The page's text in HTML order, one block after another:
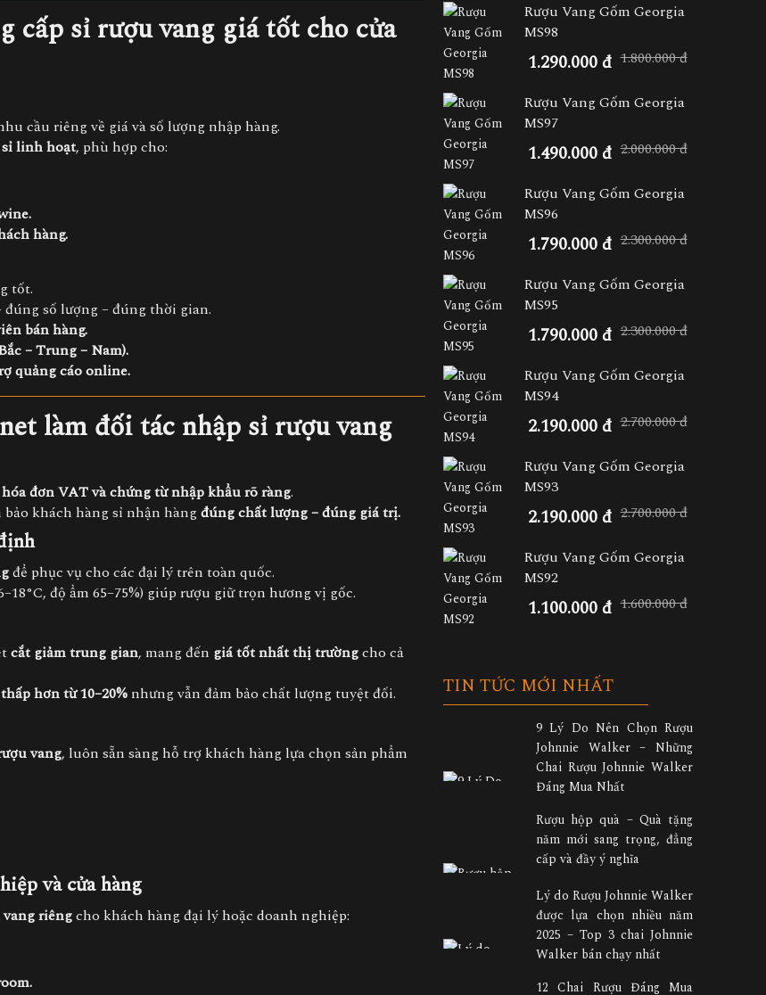
cấp sỉ rượu vang giá tốt cho cửa
cầu riêng về giá và số lượng nhập hàng.
linh hoạt, phù hợp cho:
hàng.
tốt.
đúng số lượng – đúng thời gian.
bán hàng.
– Trung – Nam).
quảng cáo online.
làm đối tác nhập sỉ rượu vang
đơn VAT và chứng từ nhập khẩu rõ ràng.
bảo khách hàng sỉ nhận hàngđúng chất lượng – đúng giá trị.
để phục vụ cho các đại lý trên toàn quốc.
độ ẩm 65–75%) giúp rượu giữ trọn hương vị gốc.
cắt giảm trung gian, mang đến giá tốt nhất thị trườngcho cả
hơn từ 10–20%nhưng vẫn đảm bảo chất lượng tuyệt đối.
vang, luôn sẵn sàng hỗ trợ khách hàng lựa chọn sản phẩm
và cửa hàng
riêngcho khách hàng đại lý hoặc doanh nghiệp:
Rượu Vang Gốm Georgia
MS98
1.290.000 đ 1.800.000 đ
Rượu Vang Gốm Georgia
MS97
1.490.000 đ 2.000.000 đ
Rượu Vang Gốm Georgia
MS96
1.790.000 đ 2.300.000 đ
Rượu Vang Gốm Georgia
MS95
1.790.000 đ 2.300.000 đ
Rượu Vang Gốm Georgia
MS94
2.190.000 đ 2.700.000 đ
Rượu Vang Gốm Georgia
MS93
2.190.000 đ 2.700.000 đ
Rượu Vang Gốm Georgia
MS92
1.100.000 đ 1.600.000 đ
TIN TỨC MỚI NHẤT
9 Lý Do Nên Chọn Rượu
Johnnie Walker – Những
Chai Rượu Johnnie Walker
Đáng Mua Nhất
Rượu hộp quà – Quà tặng
năm mới sang trọng, đẳng
cấp và đầy ý nghĩa
Lý do Rượu Johnnie Walker
được lựa chọn nhiều năm
2025 – Top 3 chai Johnnie
Walker bán chạy nhất
12 Chai Rượu Đáng Mua